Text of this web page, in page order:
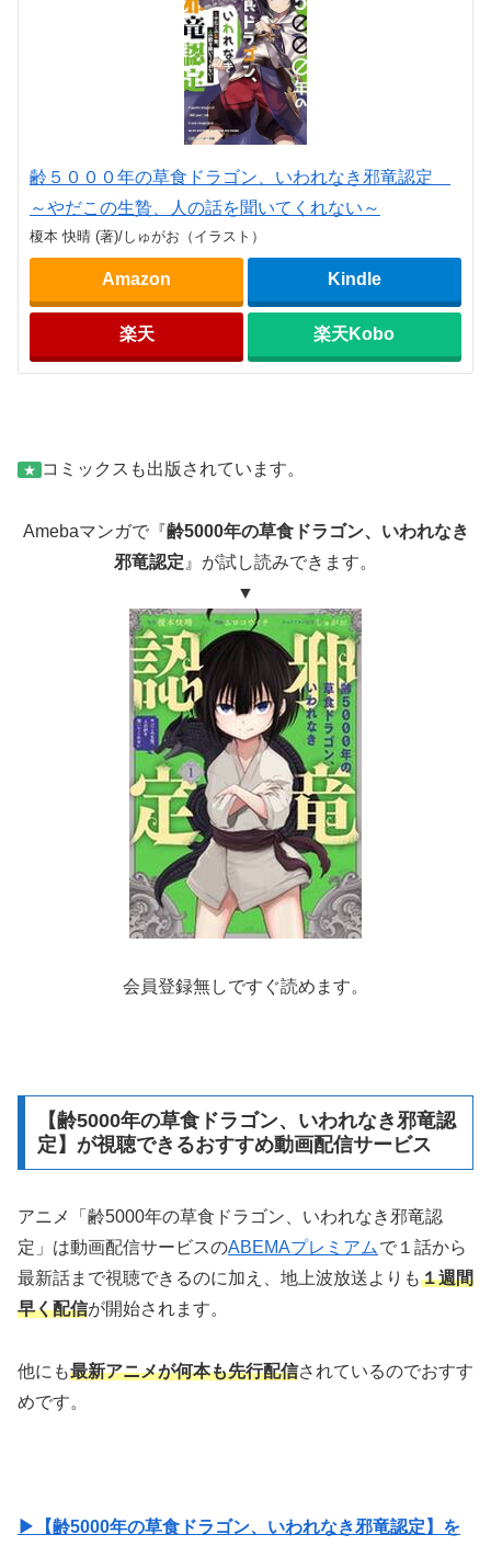
齢５０００年の草食ドラゴン、いわれなき邪竜認定
～やだこの生贄、人の話を聞いてくれない～
榎本 快晴 (著)/しゅがお（イラスト）
Amazon Kindle
楽天 楽天Kobo
★ コミックスも出版されています。
Amebaマンガで『齢5000年の草食ドラゴン、いわれなき
邪竜認定 』が試し読みできます。
▼
会員登録無しですぐ読めます。
【齢5000年の草食ドラゴン、いわれなき邪竜認
定】が視聴できるおすすめ動画配信サービス
アニメ「齢5000年の草食ドラゴン、いわれなき邪竜認
定」は動画配信サービスのABEMAプレミアム で１話から
最新話まで視聴できるのに加え、地上波放送よりも１週間
早く配信が開始されます。
他にも最新アニメが何本も先行配信されているのでおすす
めです。
▶【齢5000年の草食ドラゴン、いわれなき邪竜認定】を